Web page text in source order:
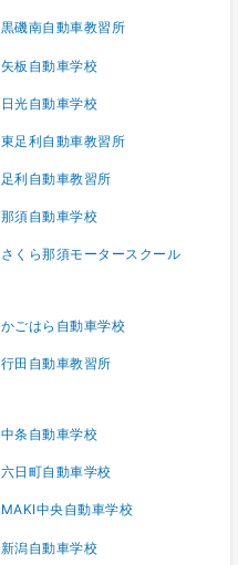
黒磯南自動車教習所
矢板自動車学校
日光自動車学校
東足利自動車教習所
足利自動車教習所
那須自動車学校
さくら那須モータースクール
かごはら自動車学校
行田自動車教習所
中条自動車学校
六日町自動車学校
MAKI中央自動車学校
新潟自動車学校